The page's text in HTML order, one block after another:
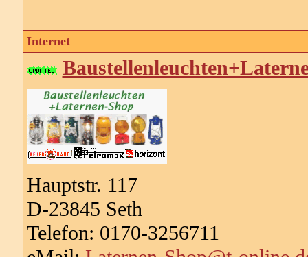
Internet
Hauptstr. 117
D-23845 Seth
Telefon: 0170-3256711